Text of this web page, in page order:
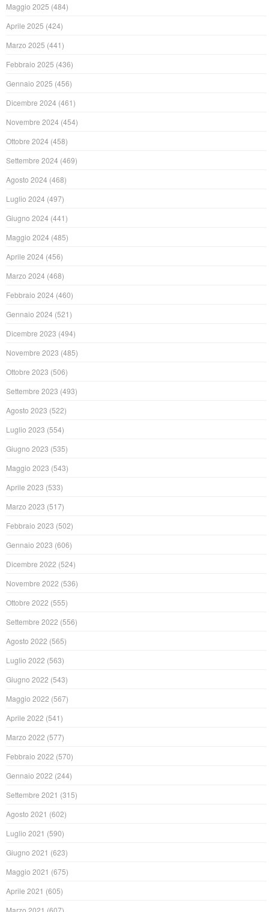
Maggio 2025 (484)
Aprile 2025 (424)
Marzo 2025 (441)
Febbraio 2025 (436)
Gennaio 2025 (456)
Dicembre 2024 (461)
Novembre 2024 (454)
Ottobre 2024 (458)
Settembre 2024 (469)
Agosto 2024 (468)
Luglio 2024 (497)
Giugno 2024 (441)
Maggio 2024 (485)
Aprile 2024 (456)
Marzo 2024 (468)
Febbraio 2024 (460)
Gennaio 2024 (521)
Dicembre 2023 (494)
Novembre 2023 (485)
Ottobre 2023 (506)
Settembre 2023 (493)
Agosto 2023 (522)
Luglio 2023 (554)
Giugno 2023 (535)
Maggio 2023 (543)
Aprile 2023 (533)
Marzo 2023 (517)
Febbraio 2023 (502)
Gennaio 2023 (606)
Dicembre 2022 (524)
Novembre 2022 (536)
Ottobre 2022 (555)
Settembre 2022 (556)
Agosto 2022 (565)
Luglio 2022 (563)
Giugno 2022 (543)
Maggio 2022 (567)
Aprile 2022 (541)
Marzo 2022 (577)
Febbraio 2022 (570)
Gennaio 2022 (244)
Settembre 2021 (315)
Agosto 2021 (602)
Luglio 2021 (590)
Giugno 2021 (623)
Maggio 2021 (675)
Aprile 2021 (605)
Marzo 2021 (607)